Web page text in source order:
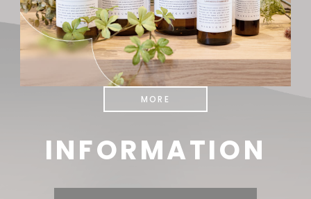
MORE
INFORMATION